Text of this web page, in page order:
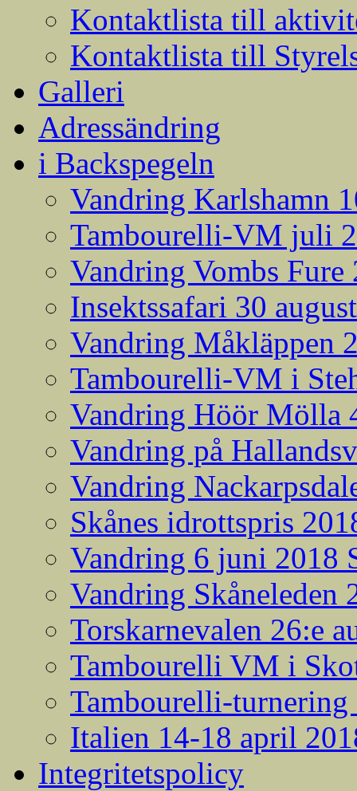
Kontaktlista till
Kontaktlista till
Galleri
Adressändring
i Backspegeln
Vandring Karlshamn
Tambourelli-VM juli
Vandring Vombs
Insektssafari 30
Vandring Måkläppen
Tambourelli-VM i
Vandring Höör Mölla
Vandring på
Vandring
Skånes idrottspris
Vandring 6 juni 2018
Vandring Skåneleden
Torskarnevalen 26:e
Tambourelli VM i
Tambourelli-turnering
Italien 14-18 april
Integritetspolicy